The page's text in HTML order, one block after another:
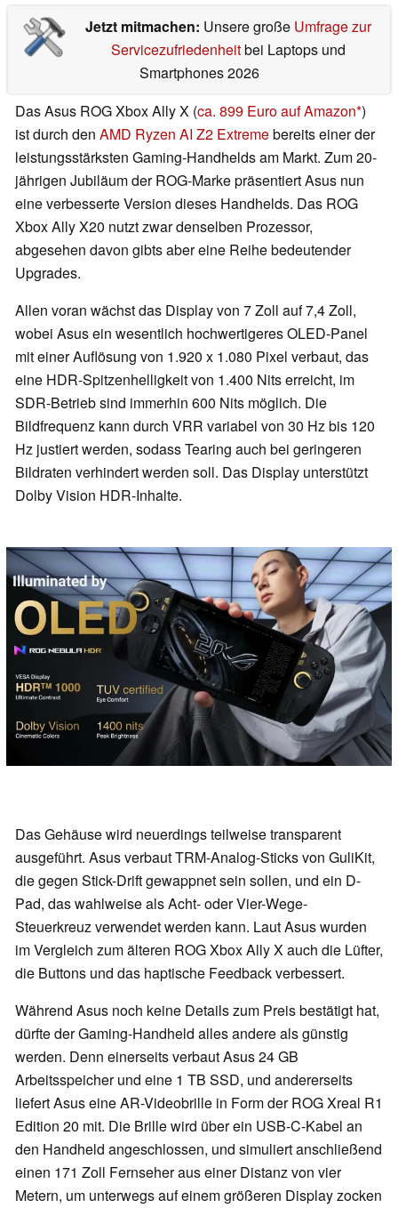
Jetzt mitmachen: Unsere große Umfrage zur
Servicezufriedenheitbei Laptops und
Smartphones 2026
Das Asus ROG Xbox Ally X (ca. 899 Euro auf Amazon )
ist durch den AMD Ryzen AI Z2 Extremebereits einer der
leistungsstärksten Gaming-Handhelds am Markt. Zum 20-
jährigen Jubiläum der ROG-Marke präsentiert Asus nun
eine verbesserte Version dieses Handhelds. Das ROG
Xbox Ally X20 nutzt zwar denselben Prozessor,
abgesehen davon gibts aber eine Reihe bedeutender
Upgrades.
Allen voran wächst das Display von 7 Zoll auf 7,4 Zoll,
wobei Asus ein wesentlich hochwertigeres OLED-Panel
mit einer Auflösung von 1.920 x 1.080 Pixel verbaut, das
eine HDR-Spitzenhelligkeit von 1.400 Nits erreicht, im
SDR-Betrieb sind immerhin 600 Nits möglich. Die
Bildfrequenz kann durch VRR variabel von 30 Hz bis 120
Hz justiert werden, sodass Tearing auch bei geringeren
Bildraten verhindert werden soll. Das Display unterstützt
Dolby Vision HDR-Inhalte.
Das Gehäuse wird neuerdings teilweise transparent
ausgeführt. Asus verbaut TRM-Analog-Sticks von GuliKit,
die gegen Stick-Drift gewappnet sein sollen, und ein D-
Pad, das wahlweise als Acht- oder Vier-Wege-
Steuerkreuz verwendet werden kann. Laut Asus wurden
im Vergleich zum älteren ROG Xbox Ally X auch die Lüfter,
die Buttons und das haptische Feedback verbessert.
Während Asus noch keine Details zum Preis bestätigt hat,
dürfte der Gaming-Handheld alles andere als günstig
werden. Denn einerseits verbaut Asus 24 GB
Arbeitsspeicher und eine 1 TB SSD, und andererseits
liefert Asus eine AR-Videobrille in Form der ROG Xreal R1
Edition 20 mit. Die Brille wird über ein USB-C-Kabel an
den Handheld angeschlossen, und simuliert anschließend
einen 171 Zoll Fernseher aus einer Distanz von vier
Metern, um unterwegs auf einem größeren Display zocken